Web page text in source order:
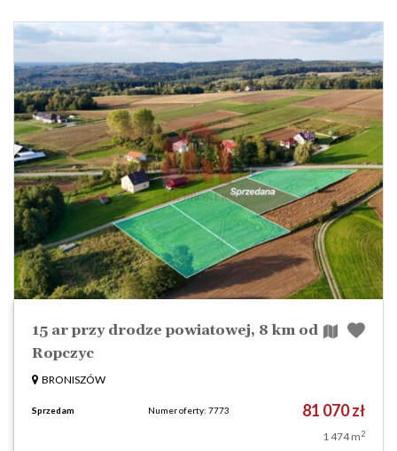
15 ar przy drodze powiatowej, 8 km od
Ropczyc
BRONISZÓW
Sprzedam Numer oferty: 7773 81 070 zł
1 474 m2